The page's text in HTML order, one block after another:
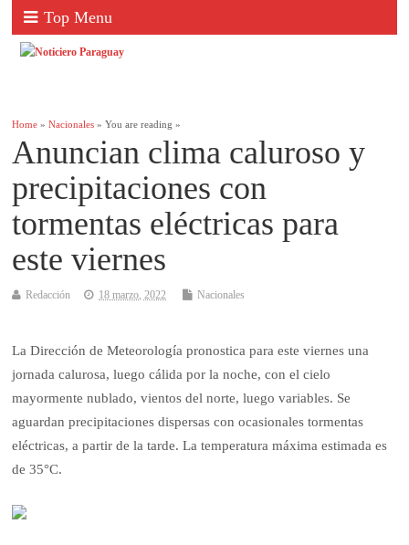
Top Menu
Home »Nacionales » You are reading »
Anuncian clima caluroso y
precipitaciones con
tormentas eléctricas para
este viernes
Redacción 18 marzo, 2022 Nacionales
La Dirección de Meteorología pronostica para este viernes una
jornada calurosa, luego cálida por la noche, con el cielo
mayormente nublado, vientos del norte, luego variables. Se
aguardan precipitaciones dispersas con ocasionales tormentas
eléctricas, a partir de la tarde. La temperatura máxima estimada es
de 35°C.